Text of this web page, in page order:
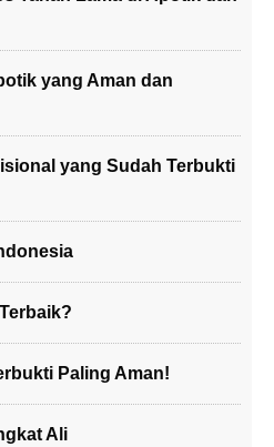
yang Aman dan
yang Sudah Terbukti
Paling Aman!
Ali